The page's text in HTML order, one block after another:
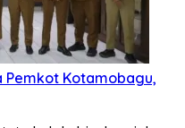
Pemkot Kotamobagu,